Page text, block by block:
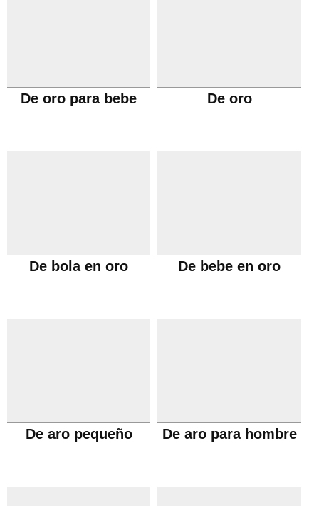
De oro para bebe De oro
De bola en oro De bebe en oro
De aro pequeño De aro para hombre